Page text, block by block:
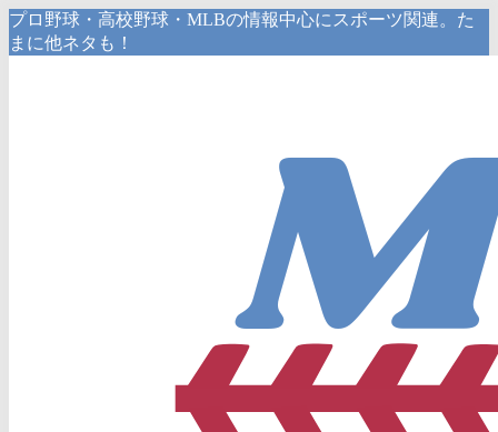
プロ野球・高校野球・MLBの情報中心にスポーツ関連。た
まに他ネタも！